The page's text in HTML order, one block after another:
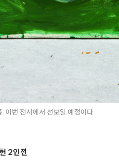
이번 전시에서 선보일 예정이다.
2인전